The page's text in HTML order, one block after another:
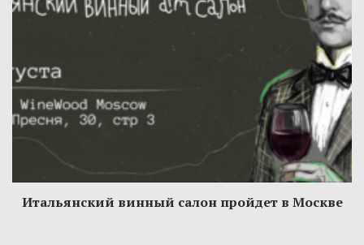
Итальянский винный салон пройдет в Москве